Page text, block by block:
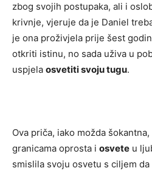
zbog svojih postupaka, ali i
krivnje, vjeruje da je Daniel
je ona proživjela prije šest
otkriti istinu, no sada uživa u
uspjela osvetiti svoju tugu.
Ova priča, iako možda
granicama oprosta i osvete u
smislila svoju osvetu s ciljem